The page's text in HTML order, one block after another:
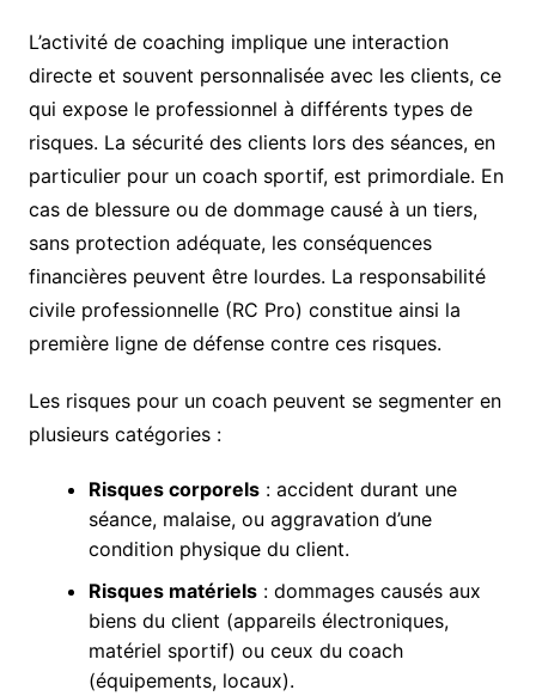
L’activité de coaching implique une interaction
directe et souvent personnalisée avec les clients, ce
qui expose le professionnel à différents types de
risques. La sécurité des clients lors des séances, en
particulier pour un coach sportif, est primordiale. En
cas de blessure ou de dommage causé à un tiers,
sans protection adéquate, les conséquences
financières peuvent être lourdes. La responsabilité
civile professionnelle (RC Pro) constitue ainsi la
première ligne de défense contre ces risques.
Les risques pour un coach peuvent se segmenter en
plusieurs catégories :
Risques corporels: accident durant une
séance, malaise, ou aggravation d’une
condition physique du client.
Risques matériels: dommages causés aux
biens du client (appareils électroniques,
matériel sportif) ou ceux du coach
(équipements, locaux).